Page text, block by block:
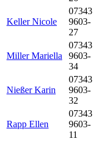
Keller Nicole
07343
9603-
27
Miller Mariella
07343
9603-
34
Nießer Karin
07343
9603-
32
Rapp Ellen
07343
9603-
11